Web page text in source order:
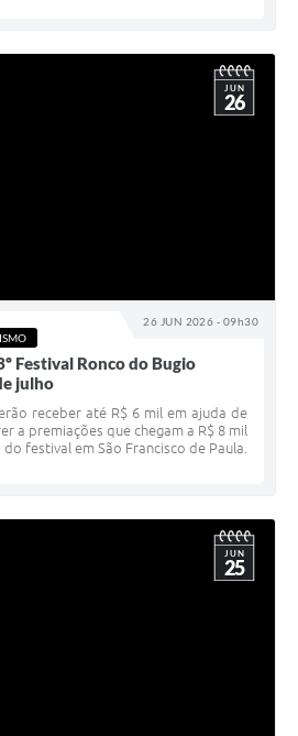
26 JUN 2026 - 09h30
JUN
26
Festival Ronco do Bugio
julho
receber até R$ 6 mil em ajuda de
a premiações que chegam a R$ 8 mil
festival em São Francisco de Paula.
JUN
25